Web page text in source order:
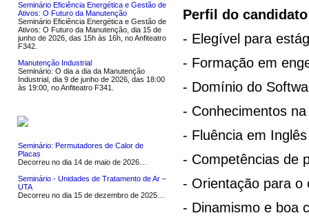
Seminário Eficiência Energética e Gestão de
Ativos: O Futuro da Manutenção
Seminário Eficiência Energética e Gestão de
Ativos: O Futuro da Manutenção, dia 15 de
junho de 2026, das 15h às 16h, no Anfiteatro
F342.
Manutenção Industrial
Seminário: O dia a dia da Manutenção
Industrial, dia 9 de junho de 2026, das 18:00
às 19:00, no Anfiteatro F341.
Seminário: Permutadores de Calor de
Placas
Decorreu no dia 14 de maio de 2026…
Seminário - Unidades de Tratamento de Ar –
UTA
Decorreu no dia 15 de dezembro de 2025…
Perfil do
- Elegível para
- Formação em
- Domínio do
- Conhecimentos
- Fluência em
- Competências de
- Orientação para o
- Dinamismo e boa